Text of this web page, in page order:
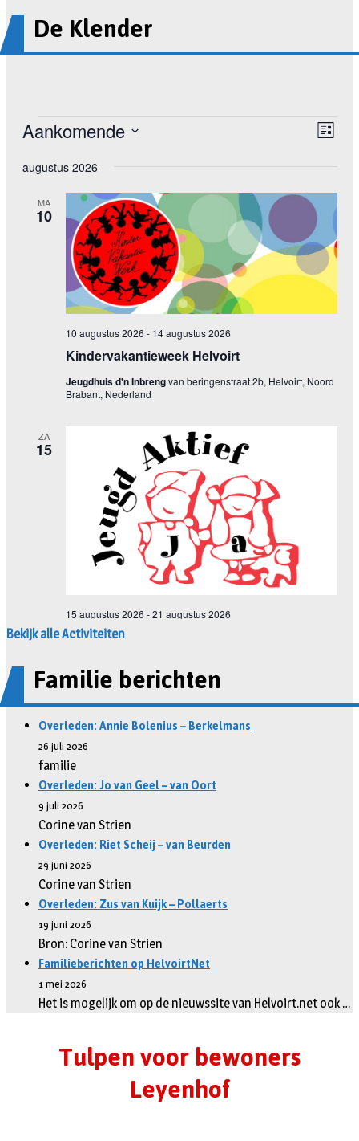
De Klender
Bekijk alle Activiteiten
Familie berichten
Overleden: Annie Bolenius – Berkelmans
26 juli 2026
familie
Overleden: Jo van Geel – van Oort
9 juli 2026
Corine van Strien
Overleden: Riet Scheij – van Beurden
29 juni 2026
Corine van Strien
Overleden: Zus van Kuijk – Pollaerts
19 juni 2026
Bron: Corine van Strien
Familieberichten op HelvoirtNet
1 mei 2026
Het is mogelijk om op de nieuwssite van Helvoirt.net ook …
Tulpen voor bewoners
Leyenhof